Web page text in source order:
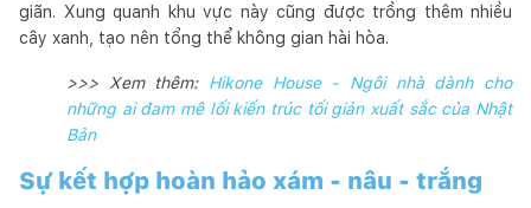
giãn. Xung quanh khu vực này cũng được trồng thêm nhiều
cây xanh, tạo nên tổng thể không gian hài hòa.
>>> Xem thêm: Hikone House - Ngôi nhà dành cho
những ai đam mê lối kiến trúc tối giản xuất sắc của Nhật
Bản
Sự kết hợp hoàn hảo xám - nâu - trắng